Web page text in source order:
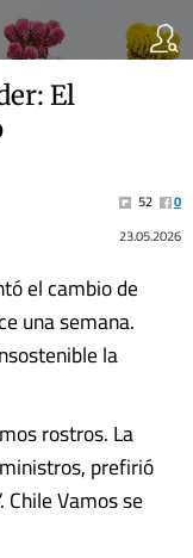
El
52
0
23.05.2026
el cambio de
una semana.
la
rostros. La
prefirió
Vamos se